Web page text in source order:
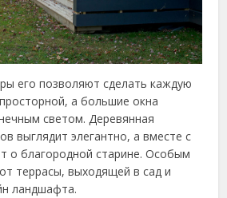
его позволяют сделать каждую
а большие окна
светом. Деревянная
выглядит элегантно, а вместе с
о благородной старине. Особым
террасы, выходящей в сад и
ландшафта.